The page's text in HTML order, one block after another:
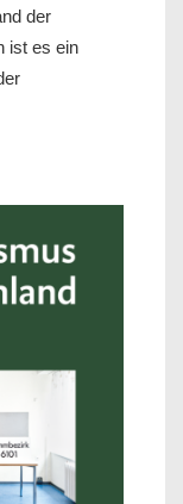
der
ist es ein